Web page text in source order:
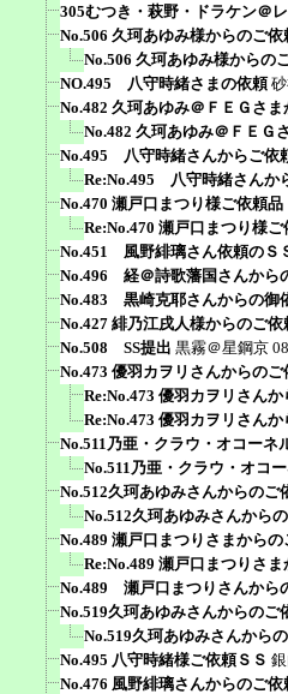
305むつき・萩野・ドラケン＠
No.506 久珂あゆみ様からのご依
No.506 久珂あゆみ様からの
NO.495 八守時緒さまの依頼
No.482 久珂あゆみ＠ＦＥＧさ
No.482 久珂あゆみ＠ＦＥＧ
No.495 八守時緒さんからご依
Re:No.495 八守時緒さんか
No.470 瀬戸口まつり様ご依頼品
Re:No.470 瀬戸口まつり様ご
No.451 風野緋璃さん依頼のＳ
No.496 経＠詩歌藩国さんから
No.483 黒崎克耶さんからの御
No.427 緋乃江戌人様からのご依
No.508 SS提出 黒霧＠星鋼京
No.473 優羽カヲリさんからのご
Re:No.473 優羽カヲリさん
Re:No.473 優羽カヲリさん
No.511乃亜・クラウ・オコーネ
No.511乃亜・クラウ・オコ
No.512久珂あゆみさんからのご
No.512久珂あゆみさんから
No.489 瀬戸口まつりさまからの
Re:No.489 瀬戸口まつりさ
No.489 瀬戸口まつりさんから
No.519久珂あゆみさんからのご
No.519久珂あゆみさんから
No.495 八守時緒様ご依頼ＳＳ
No.476 風野緋璃さんからのご依